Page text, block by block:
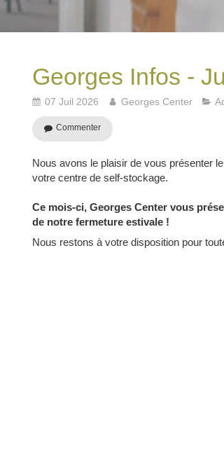
Georges Infos -
07 Juil 2026 Georges Center
Commenter
Nous avons le plaisir de vous présenter
votre centre de self-stockage.
Ce mois-ci, Georges Center vous
de notre fermeture estivale !
Nous restons à votre disposition pour